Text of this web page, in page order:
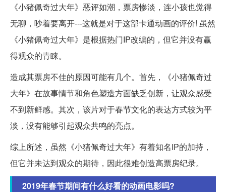
《小猪佩奇过大年》恶评如潮，票房惨淡，连小孩也觉得
无聊，吵着要离开---这就是对于这部卡通动画的评价! 虽然
《小猪佩奇过大年》是根据热门IP改编的，但它并没有赢
得观众的青睐。
造成其票房不佳的原因可能有几个。首先，《小猪佩奇过
大年》在故事情节和角色塑造方面缺乏创新，让观众感受
不到新鲜感。其次，该片对于春节文化的表达方式较为平
淡，没有能够引起观众共鸣的亮点。
综上所述，虽然《小猪佩奇过大年》有着知名IP的加持，
但它并未达到观众的期待，因此很难创造高票房纪录。
2019年春节期间有什么好看的动画电影吗?